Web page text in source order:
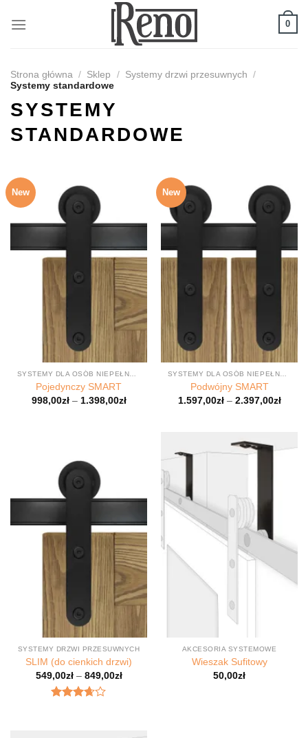
0
Strona główna / Sklep / Systemy drzwi przesuwnych /
Systemy standardowe
SYSTEMY
STANDARDOWE
New
Pojedynczy SMART
998,00zł– 1.398,00zł
New
Podwójny SMART
1.597,00zł– 2.397,00zł
SYSTEMY DRZWI PRZESUWNYCH
SLIM (do cienkich drzwi)
549,00zł– 849,00zł
AKCESORIA SYSTEMOWE
Wieszak Sufitowy
50,00zł